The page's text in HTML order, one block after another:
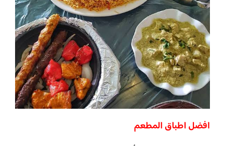
افضل اطباق المطعم